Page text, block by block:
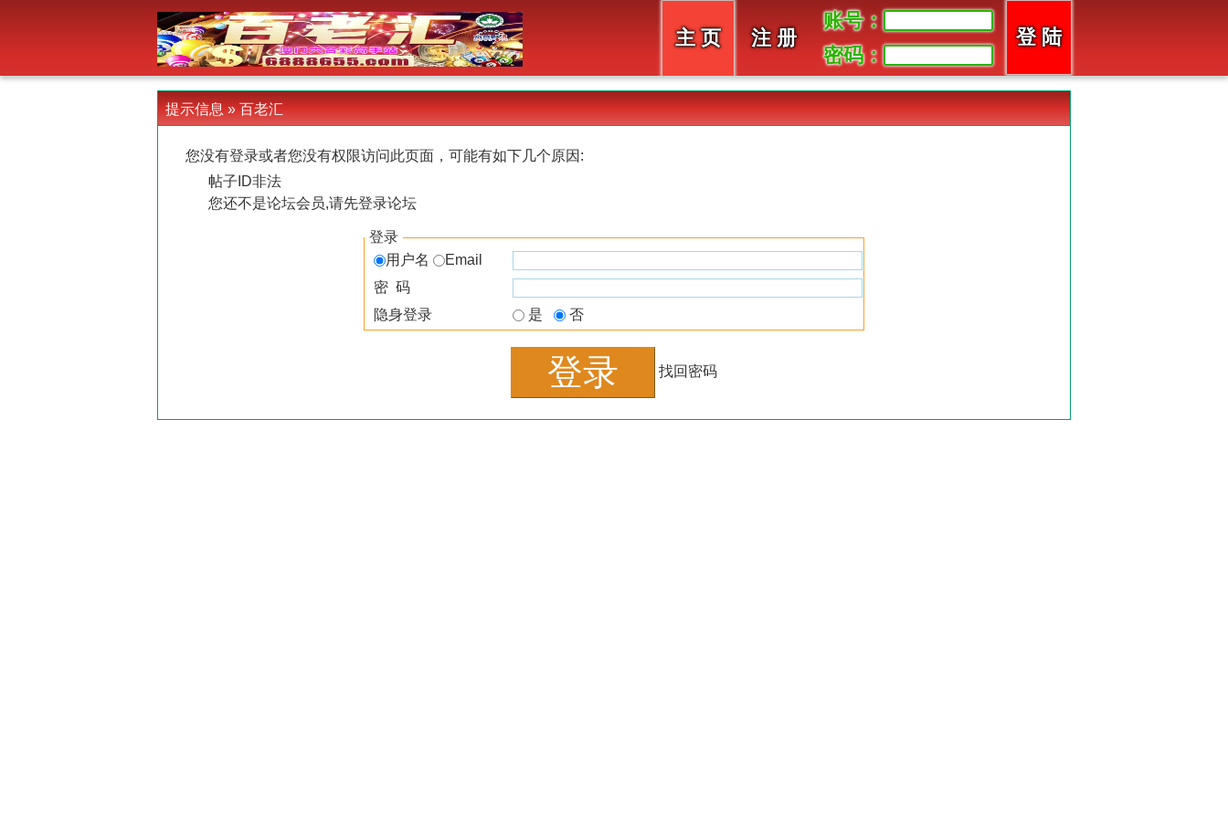
主 页 注 册
账号：
密码：
提示信息 » 百老汇
您没有登录或者您没有权限访问此页面，可能有如下几个原因:
帖子ID非法
您还不是论坛会员,请先登录论坛
登录
用户名
Email
密 码
隐身登录
是 否
找回密码